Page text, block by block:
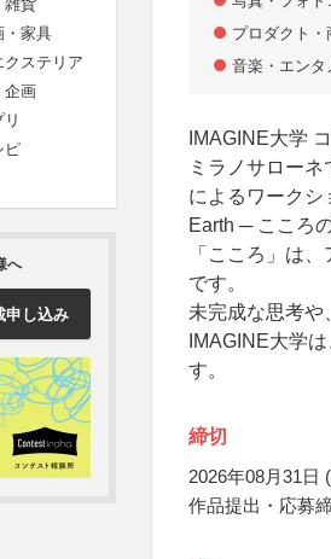
雑貨
・家具
ステリア
企画
ピ
へ
申し込み
プロダクト
音楽・エンタ
IMAGINE大学
ミラノサロー
によるワークシ
Earth ─ こころ
「こころ」は
です。
未完成な思考や
IMAGINE大学
す。
締切
2026年08月31日
作品提出・応募